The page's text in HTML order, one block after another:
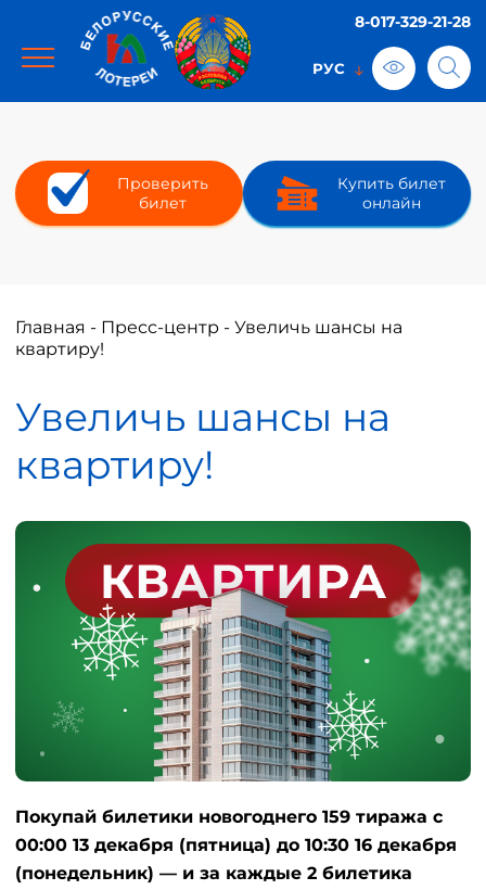
8-017-329-21-28
Проверить
билет
Купить билет
онлайн
Главная - Пресс-центр - Увеличь шансы на
квартиру!
Увеличь шансы на
квартиру!
Покупай билетики новогоднего 159 тиража с
00:00 13 декабря (пятница) до 10:30 16 декабря
(понедельник) — и за каждые 2 билетика